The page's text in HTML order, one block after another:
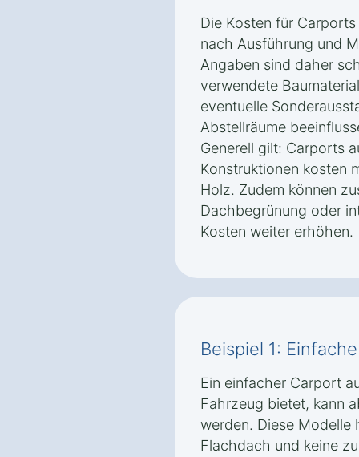
Die Kosten für
nach Ausführung und
Angaben sind daher
verwendete
eventuelle
Abstellräume
Generell gilt: Carports
Konstruktionen kosten
Holz. Zudem können
Dachbegrünung oder
Kosten weiter erhöhen.
Beispiel 1:
Ein einfacher Carport
Fahrzeug bietet, kann
werden. Diese Modelle
Flachdach und keine